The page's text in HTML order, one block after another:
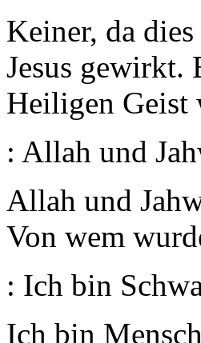
Keiner, da
Jesus gewirkt.
Heiligen Geist
: Allah und
Allah und
Von wem
: Ich bin
Ich bin